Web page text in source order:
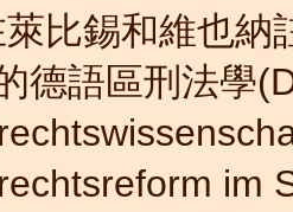
比錫和維也納
德語區刑法學
im